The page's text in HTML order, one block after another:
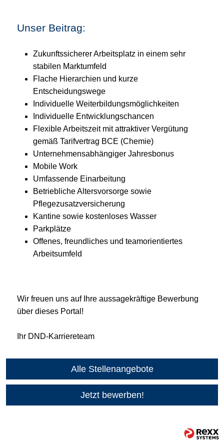
Unser Beitrag:
Zukunftssicherer Arbeitsplatz in einem sehr
stabilen Marktumfeld
Flache Hierarchien und kurze
Entscheidungswege
Individuelle Weiterbildungsmöglichkeiten
Individuelle Entwicklungschancen
Flexible Arbeitszeit mit attraktiver Vergütung
gemäß Tarifvertrag BCE (Chemie)
Unternehmensabhängiger Jahresbonus
Mobile Work
Umfassende Einarbeitung
Betriebliche Altersvorsorge sowie
Pflegezusatzversicherung
Kantine sowie kostenloses Wasser
Parkplätze
Offenes, freundliches und teamorientiertes
Arbeitsumfeld
Wir freuen uns auf Ihre aussagekräftige Bewerbung
über dieses Portal!
Ihr DND-Karriereteam
Alle Stellenangebote
Jetzt bewerben!